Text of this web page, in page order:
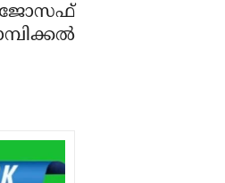
ജോസഫ്